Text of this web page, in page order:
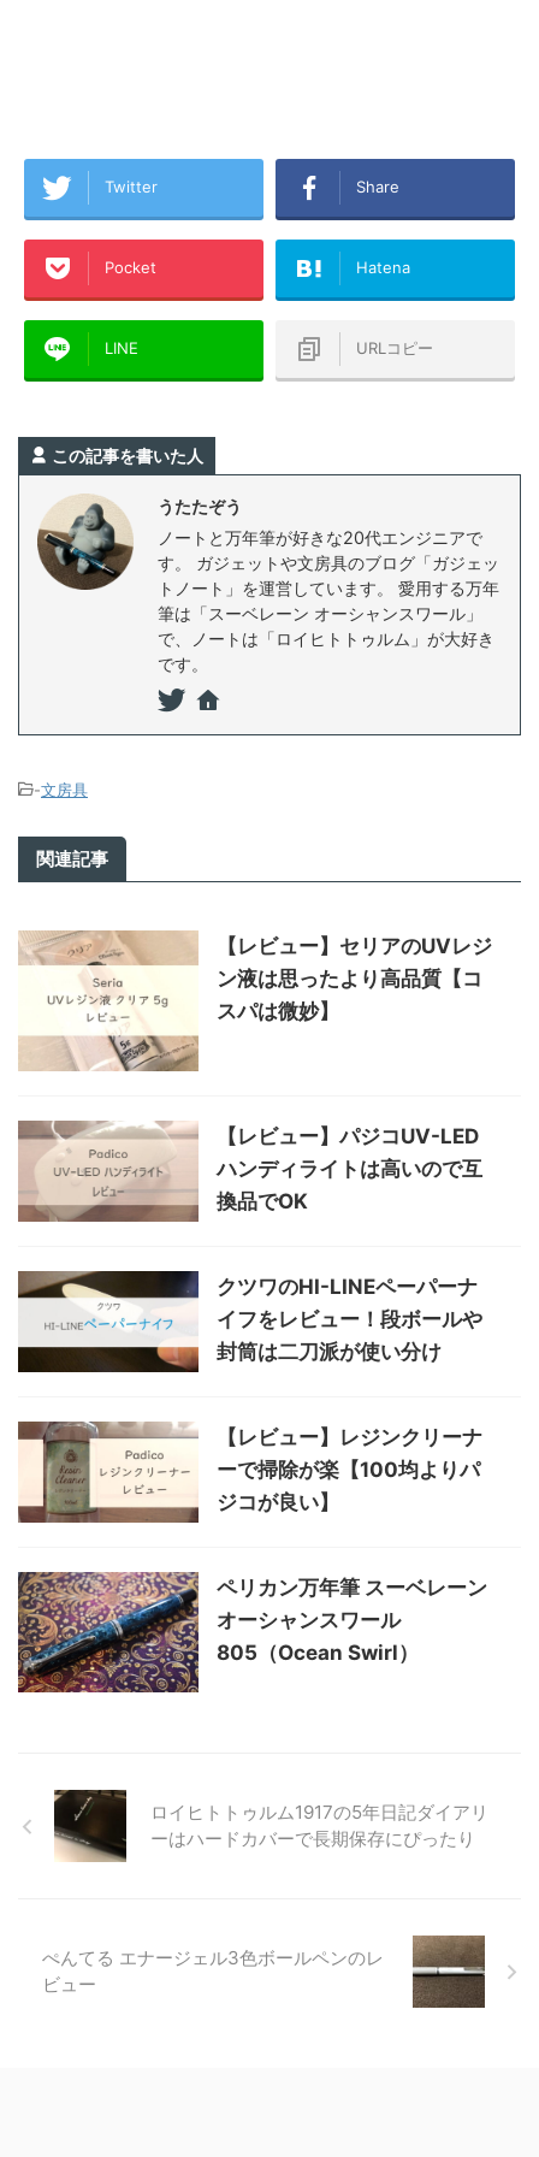
Twitter Share
Pocket Hatena
LINE URLコピー
この記事を書いた人
うたたぞう
ノートと万年筆が好きな20代エンジニアで
す。 ガジェットや文房具のブログ「ガジェッ
トノート」を運営しています。 愛用する万年
筆は「スーベレーン オーシャンスワール」
で、ノートは「ロイヒトトゥルム」が大好き
です。
-文房具
関連記事
【レビュー】セリアのUVレジ
ン液は思ったより高品質【コ
スパは微妙】
【レビュー】パジコUV-LED
ハンディライトは高いので互
換品でOK
クツワのHI-LINEペーパーナ
イフをレビュー！段ボールや
封筒は二刀派が使い分け
【レビュー】レジンクリーナ
ーで掃除が楽【100均よりパ
ジコが良い】
ペリカン万年筆 スーベレーン
オーシャンスワール
805（Ocean Swirl）
ロイヒトトゥルム1917の5年日記ダイアリ
ーはハードカバーで長期保存にぴったり
ぺんてる エナージェル3色ボールペンのレ
ビュー